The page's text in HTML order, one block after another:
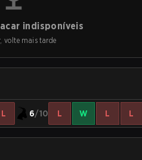
indisponíveis
volte mais tarde
L 6/10 L W L L